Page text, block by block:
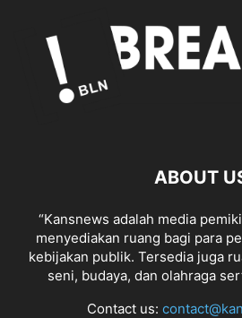
ABOUT
“Kansnews adalah media
menyediakan ruang bagi para
kebijakan publik. Tersedia juga
seni, budaya, dan olahraga
Contact us: